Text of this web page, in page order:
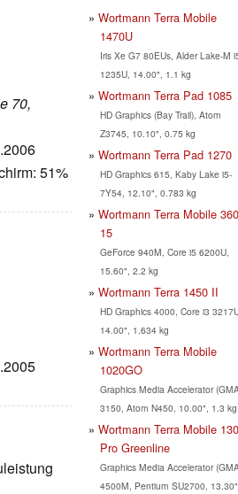
70,
51%
Wortmann Terra Mobile
1470U
Iris Xe G7 80EUs, Alder Lake-M
1235U, 14.00", 1.1 kg
Wortmann Terra Pad 1085
HD Graphics (Bay Trail), Atom
Z3745, 10.10", 0.75 kg
Wortmann Terra Pad 1270
HD Graphics 615, Kaby Lake i5-
7Y54, 12.10", 0.783 kg
Wortmann Terra Mobile
15
GeForce 940M, Core i5 6200U,
15.60", 2.2 kg
Wortmann Terra 1450 II
HD Graphics 4000, Core i3
14.00", 1.634 kg
Wortmann Terra Mobile
1020GO
Graphics Media Accelerator
3150, Atom N450, 10.00", 1.3 kg
Wortmann Terra Mobile
Pro Greenline
Graphics Media Accelerator
4500M, Pentium SU2700,